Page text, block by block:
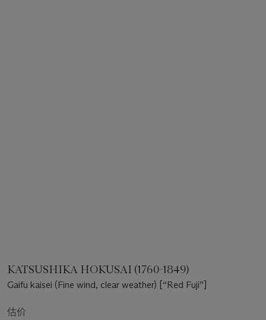
KATSUSHIKA HOKUSAI (1760-1849)
Gaifu kaisei (Fine wind, clear weather) [“Red Fuji”]
估价